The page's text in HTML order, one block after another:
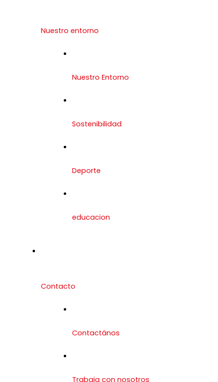
Nuestro entorno
Nuestro Entorno
Sostenibilidad
Deporte
educacion
Contacto
Contactános
Trabaja con nosotros